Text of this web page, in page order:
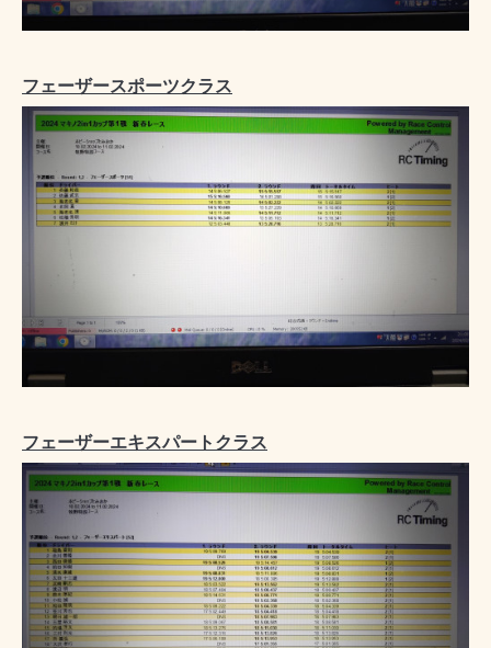
フェーザースポーツクラス
フェーザーエキスパートクラス